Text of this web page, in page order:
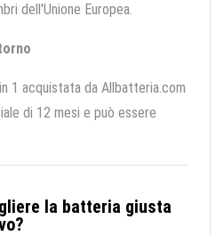
dell'Unione Europea.
1 acquistata da Allbatteria.com
di 12 mesi e può essere
la batteria giusta